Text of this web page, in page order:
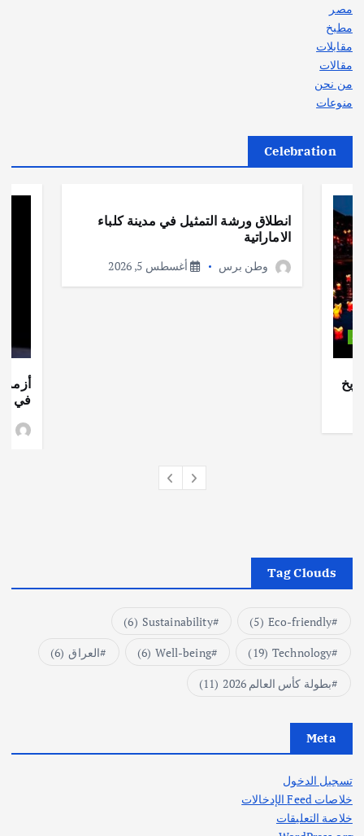
مصر
مطبخ
مقابلات
مقالات
من نحن
منوعات
Celebration
انطلاق ورشة التمثيل في مدينة كلباء
الاماراتية
وطن برس أغسطس 5, 2026
أزمة
في
Tag Clouds
Eco-friendly
(5)
Sustainability
(6)
Technology
(19)
Well-being
(6) العراق (6)
بطولة كأس العالم 2026
(11)
Meta
تسجيل الدخول
خلاصات Feed الإدخالات
خلاصة التعليقات